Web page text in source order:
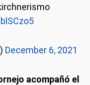
December 6, 2021
acompañó el